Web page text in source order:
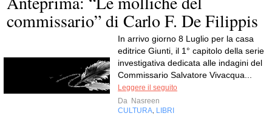
commissario” di Carlo F. De Filippis
In arrivo giorno 8 Luglio per la casa
editrice Giunti, il 1° capitolo della serie
investigativa dedicata alle indagini del
Commissario Salvatore Vivacqua...
Leggere il seguito
Da Nasreen
CULTURA, LIBRI